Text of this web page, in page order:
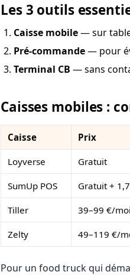
Les 3 outils
Caisse mobile— sur
Pré-commande— pour
Terminal CB — sans
Caisses mobiles :
Caisse Prix
Loyverse Gratuit
SumUp POS Gratuit +
Tiller 39–99 €/
Zelty 49–119 €/
Pour un food truck qui